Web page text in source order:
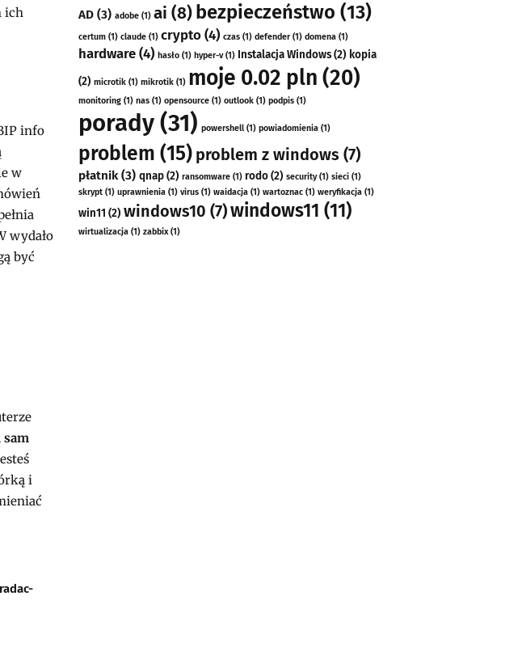
ich
info
w
wydało
być
i
AD (3) adobe (1) ai (8) bezpieczeństwo (13)
certum (1) claude (1) crypto (4) czas (1) defender(1) domena (1)
hardware (4) hasło (1) hyper-v(1) Instalacja Windows(2) kopia
(2) microtik (1) mikrotik (1) moje 0.02 pln (20)
monitoring (1) nas (1) opensource (1) outlook (1) podpis (1)
porady (31) powershell (1) powiadomienia (1)
problem (15) problem z windows (7)
płatnik(3) qnap(2) ransomware (1) rodo(2) security(1) sieci (1)
skrypt (1) uprawnienia (1) virus (1) waidacja (1) wartoznac (1) weryfikacja (1)
win11 (2) windows10 (7)windows11 (11)
wirtualizacja (1) zabbix(1)